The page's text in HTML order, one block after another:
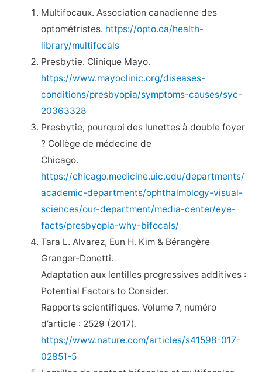
Multifocaux. Association canadienne des
optométristes. https://opto.ca/health-
library/multifocals
Presbytie. Clinique Mayo.
https://www.mayoclinic.org/diseases-
conditions/presbyopia/symptoms-causes/syc-
20363328
Presbytie, pourquoi des lunettes à double foyer
? Collège de médecine de
Chicago.
https://chicago.medicine.uic.edu/departments/
academic-departments/ophthalmology-visual-
sciences/our-department/media-center/eye-
facts/presbyopia-why-bifocals/
Tara L. Alvarez, Eun H. Kim & Bérangère
Granger-Donetti.
Adaptation aux lentilles progressives additives :
Potential Factors to Consider.
Rapports scientifiques. Volume 7, numéro
d’article : 2529 (2017).
https://www.nature.com/articles/s41598-017-
02851-5